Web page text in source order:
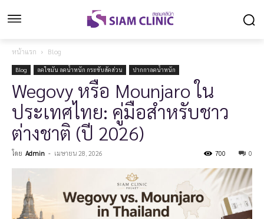
หน้าแรก Blog
Blog ลดไขมัน ลดน้ำหนัก กระชับสัดส่วน ปากกาลดน้ำหนัก
Wegovy หรือ Mounjaro ใน
ประเทศไทย: คู่มือสำหรับชาว
ต่างชาติ (ปี 2026)
โดย Admin - เมษายน 28, 2026 0
700